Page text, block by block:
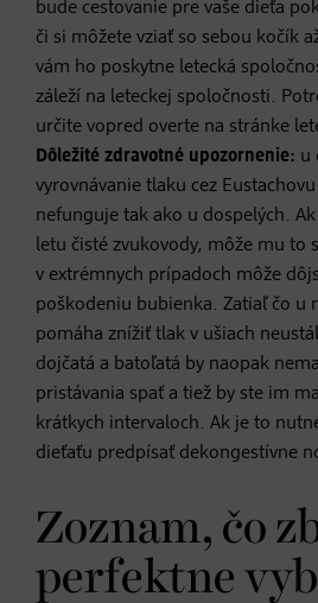
bude cestovanie pre vaše dieťa
či si môžete vziať so sebou kočík
vám ho poskytne letecká
záleží na leteckej spoločnosti.
určite vopred overte na stránke
Dôležité zdravotné upozornenie: u
vyrovnávanie tlaku cez
nefunguje tak ako u dospelých.
letu čisté zvukovody, môže mu to
v extrémnych prípadoch môže
poškodeniu bubienka. Zatiaľ čo u
pomáha znížiť tlak v ušiach
dojčatá a batoľatá by naopak
pristávania spať a tiež by ste im
krátkych intervaloch. Ak je to
dieťaťu predpísať dekongestívne
Zoznam, čo
perfektne